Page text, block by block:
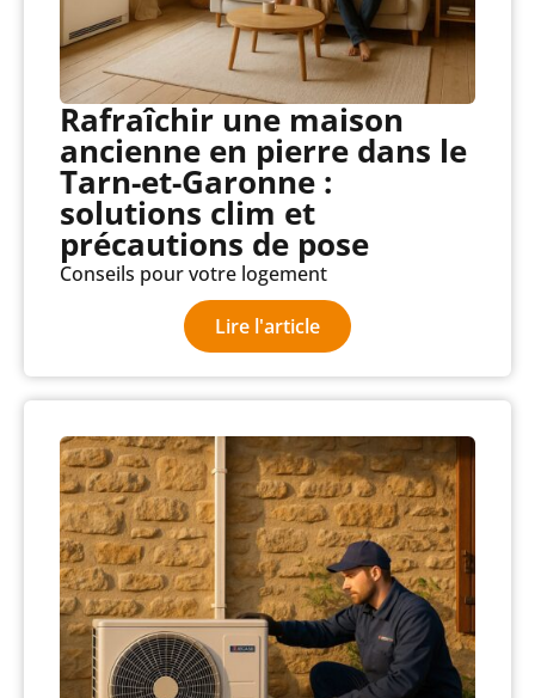
Rafraîchir une maison
ancienne en pierre dans le
Tarn-et-Garonne :
solutions clim et
précautions de pose
Conseils pour votre logement
Lire l'article